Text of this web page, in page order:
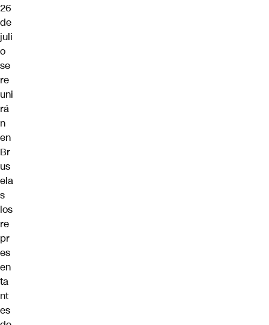
26
de
juli
o
se
re
uni
rá
n
en
Br
us
ela
s
los
re
pr
es
en
ta
nt
es